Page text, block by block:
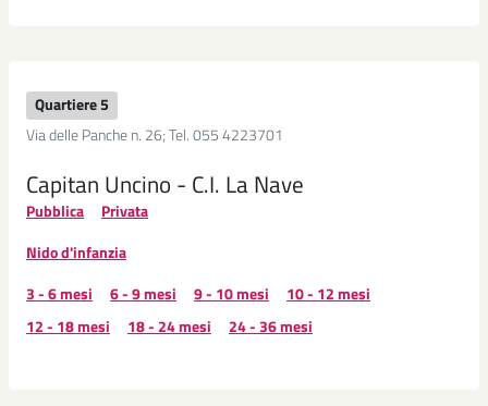
Quartiere 5
Via delle Panche n. 26; Tel. 055 4223701
Capitan Uncino - C.I. La Nave
Pubblica
Privata
Nido d'infanzia
3 - 6 mesi
6 - 9 mesi 9 - 10 mesi
10 - 12 mesi
12 - 18 mesi
18 - 24 mesi 24 - 36 mesi